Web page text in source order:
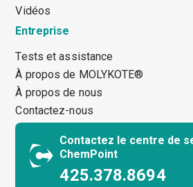
Vidéos
Entreprise
Tests et assistance
À propos de MOLYKOTE®
À propos de nous
Contactez-nous
Contactez le centre de
ChemPoint
425.378.8694